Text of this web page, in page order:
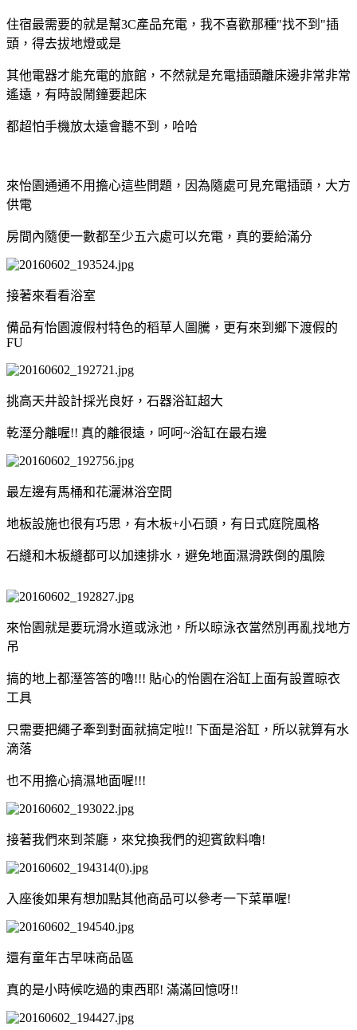
住宿最需要的就是幫3C產品充電，我不喜歡那種"找不到"插
頭，得去拔地燈或是
其他電器才能充電的旅館，不然就是充電插頭離床邊非常非常
遙遠，有時設鬧鐘要起床
都超怕手機放太遠會聽不到，哈哈
來怡園通通不用擔心這些問題，因為隨處可見充電插頭，大方
供電
房間內隨便一數都至少五六處可以充電，真的要給滿分
接著來看看浴室
備品有怡園渡假村特色的稻草人圖騰，更有來到鄉下渡假的
FU
挑高天井設計採光良好，石器浴缸超大
乾溼分離喔!! 真的離很遠，呵呵~浴缸在最右邊
最左邊有馬桶和花灑淋浴空間
地板設施也很有巧思，有木板+小石頭，有日式庭院風格
石縫和木板縫都可以加速排水，避免地面濕滑跌倒的風險
來怡園就是要玩滑水道或泳池，所以晾泳衣當然別再亂找地方
吊
搞的地上都溼答答的嚕!!! 貼心的怡園在浴缸上面有設置晾衣
工具
只需要把繩子牽到對面就搞定啦!! 下面是浴缸，所以就算有水
滴落
也不用擔心搞濕地面喔!!!
接著我們來到茶廳，來兌換我們的迎賓飲料嚕!
入座後如果有想加點其他商品可以參考一下菜單喔!
還有童年古早味商品區
真的是小時候吃過的東西耶! 滿滿回憶呀!!